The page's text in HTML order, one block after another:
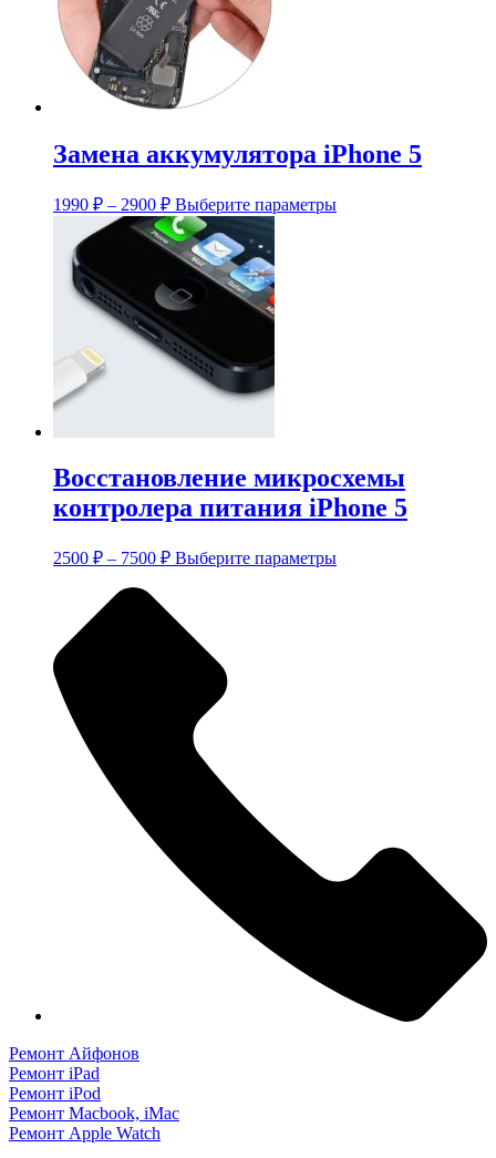
Замена аккумулятора iPhone 5
1990 ₽ – 2900 ₽Диапазон
цен:
1990 ₽
–
2900 ₽
Выберите параметрыЭтот
Восстановление микросхемы
контролера питания iPhone 5
2500 ₽ – 7500 ₽Диапазон
–
7500 ₽
Выберите параметрыЭтот
Ремонт Айфонов
Ремонт iPad
Ремонт iPod
Ремонт Macbook, iMac
Ремонт Apple Watch